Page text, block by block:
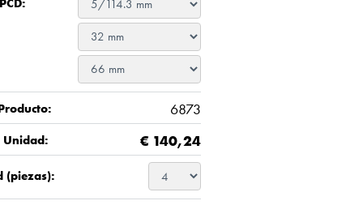
6873
€ 140,24
(piezas):